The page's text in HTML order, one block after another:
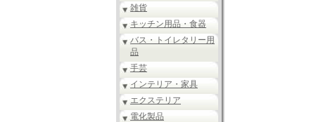
雑貨
キッチン用品・食器
バス・トイレタリー用
品
手芸
インテリア・家具
エクステリア
電化製品